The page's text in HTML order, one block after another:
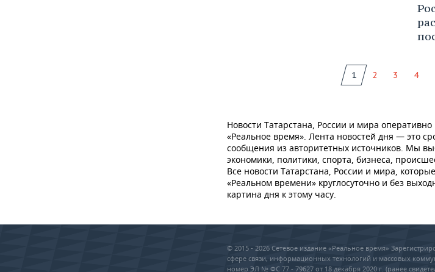
1 2 3 4
Новости Татарстана, России и мира
«Реальное время». Лента новостей дня — это
сообщения из авторитетных источников. Мы
экономики, политики, спорта, бизнеса,
Все новости Татарстана, России и мира,
«Реальном времени» круглосуточно и без
картина дня к этому часу.
© 2015 - 2026 Сетевое издание «Реальное время»
сфере связи, информационных технологий и массовых
номер ЭЛ № ФС 77 - 79627 от 18 декабря 2020 г. (ранее